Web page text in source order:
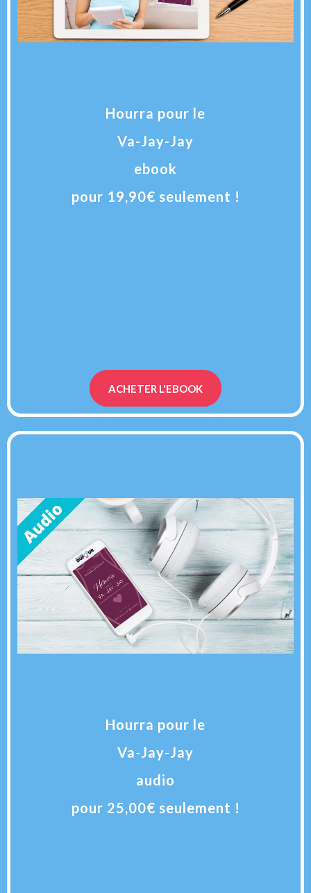
Hourra pour le
Va-Jay-Jay
ebook
pour 19,90€ seulement !
ACHETER L'EBOOK
Hourra pour le
Va-Jay-Jay
audio
pour 25,00€ seulement !